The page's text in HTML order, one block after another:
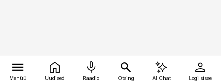
Menüü Uudised Raadio Otsing AI Chat Logi sisse